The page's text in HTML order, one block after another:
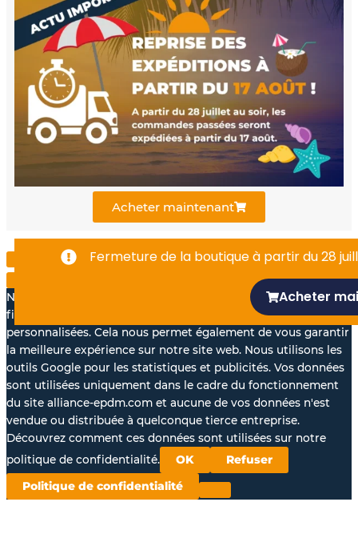
e
b
o
o
k
-
t
u
b
e
k
e
d
i
n
Acheter maintenant
Fermeture de la boutique à partir du 28
Acheter
Nous aimerions avec votre accord, utiliser vos données à des
fins statistiques et pour vous proposer des annonces
personnalisées. Cela nous permet également de vous garantir
la meilleure expérience sur notre site web. Nous utilisons les
outils Google pour les statistiques et publicités. Vos données
sont utilisées uniquement dans le cadre du fonctionnement
du site alliance-epdm.com et aucune de vos données n'est
vendue ou distribuée à quelconque tierce entreprise.
Découvrez comment ces données sont utilisées sur notre
politique de confidentialité.
OK Refuser
Politique de confidentialité